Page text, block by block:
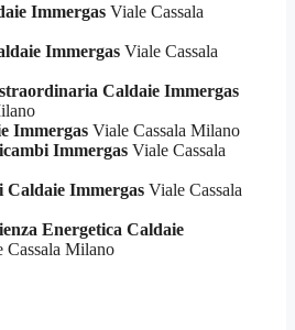
Immergas Viale Cassala
Immergas Viale Cassala
Caldaie Immergas
Immergas Viale Cassala Milano
Immergas Viale Cassala
Immergas Viale Cassala
Energetica Caldaie
Cassala Milano